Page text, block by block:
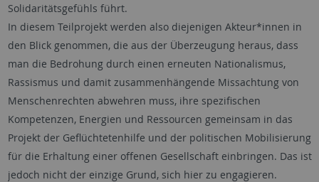
Solidaritätsgefühls führt.
In diesem Teilprojekt werden also diejenigen Akteur*innen in
den Blick genommen, die aus der Überzeugung heraus, dass
man die Bedrohung durch einen erneuten Nationalismus,
Rassismus und damit zusammenhängende Missachtung von
Menschenrechten abwehren muss, ihre spezifischen
Kompetenzen, Energien und Ressourcen gemeinsam in das
Projekt der Geflüchtetenhilfe und der politischen Mobilisierung
für die Erhaltung einer offenen Gesellschaft einbringen. Das ist
jedoch nicht der einzige Grund, sich hier zu engagieren.